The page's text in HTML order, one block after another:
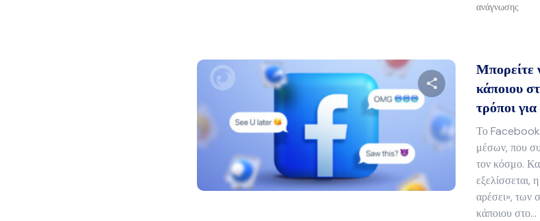
ανάγνωσης
Μοιραστείτε αυτό το
Twitter Facebook
Μπορείτε
κάποιου
τρόποι
Το Facebook
μέσων, που
τον κόσμο.
εξελίσσεται,
αρέσει», των
κάποιου στο...